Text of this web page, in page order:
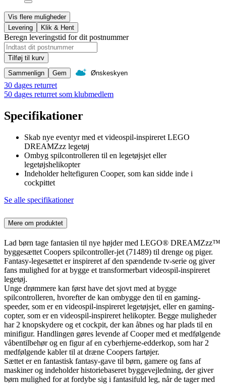
Vis flere muligheder
Levering
Klik & Hent
Beregn leveringstid for dit postnummer
Tilføj til kurv
Sammenlign
Gem Ønskeskyen
30 dages returret
50 dages returret som klubmedlem
Specifikationer
Skab nye eventyr med et videospil-inspireret LEGO
DREAMZzz legetøj
Ombyg spilcontrolleren til en legetøjsjet eller
legetøjshelikopter
Indeholder heltefiguren Cooper, som kan sidde inde i
cockpittet
Se alle specifikationer
Mere om produktet
Lad børn tage fantasien til nye højder med LEGO® DREAMZzz™
byggesættet Coopers spilcontroller-jet (71489) til drenge og piger.
Fantasy-legesættet er inspireret af den spændende tv-serie og giver
fans mulighed for at bygge et transformerbart videospil-inspireret
legetøj.
Unge drømmere kan først have det sjovt med at bygge
spilcontrolleren, hvorefter de kan ombygge den til en gaming-
speeder, som er en videospil-inspireret legetøjsjet, eller en gaming-
copter, som er en videospil-inspireret helikopter. Begge muligheder
har 2 knopskydere og et cockpit, der kan åbnes og har plads til en
minifigur. Handlingen gøres levende af Cooper med et medfølgende
våbentilbehør og en figur af en cyberhjerne-edderkop, som har 2
medfølgende kabler til at dræne Coopers fartøjer.
Sættet er en fantastisk fantasy-gave til børn, gamere og fans af
maskiner og indeholder historiebaseret byggevejledning, der giver
børn mulighed for at fordybe sig i fantasifuld leg, når de tager med